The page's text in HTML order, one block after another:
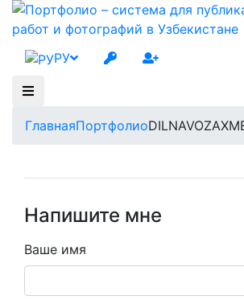
РУ
ГлавнаяПортфолио
Напишите мне
Ваше имя